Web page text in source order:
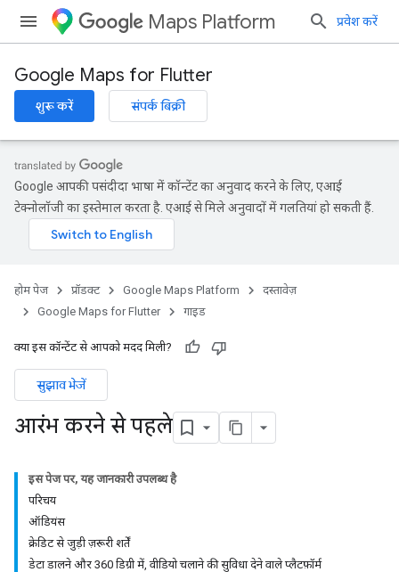
Maps Platform प्रवेश करें
Google Maps for Flutter
शुरू करें संपर्क बिक्री
Google आपकी पसंदीदा भाषा में कॉन्टेंट का अनुवाद करने के लिए, एआई
टेक्नोलॉजी का इस्तेमाल करता है. एआई से मिले अनुवादों में गलतियां हो सकती हैं.
होम पेज प्रॉडक्ट Google Maps Platform
दस्तावेज़
Google Maps for Flutter
गाइड
क्या इस कॉन्टेंट से आपको मदद मिली?
सुझाव भेजें
आरंभ करने से पहले
इस पेज पर, यह जानकारी उपलब्ध है
परिचय
ऑडियंस
क्रेडिट से जुड़ी ज़रूरी शर्तें
डेटा डालने और 360 डिग्री में, वीडियो चलाने की सुविधा देने वाले प्लैटफ़ॉर्म